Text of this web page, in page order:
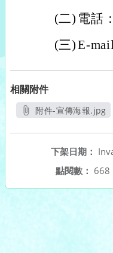
(二) 電話
(三)E-
相關附件
附件-宣傳海報.jpg
下架日期：
點閱數： 668